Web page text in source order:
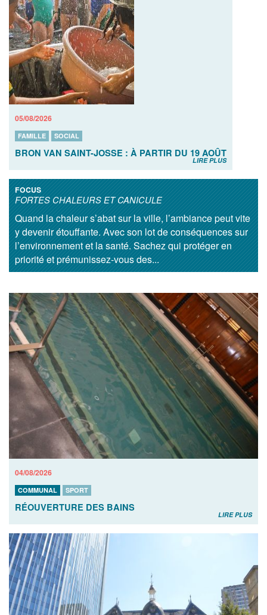
05/08/2026
FAMILLE SOCIAL
BRON VAN SAINT-JOSSE : À PARTIR DU 19 AOÛT
LIRE PLUS
FOCUS
FORTES CHALEURS ET CANICULE
Quand la chaleur s’abat sur la ville, l’ambiance peut vite
y devenir étouffante. Avec son lot de conséquences sur
l’environnement et la santé. Sachez qui protéger en
priorité et prémunissez-vous des...
04/08/2026
COMMUNAL SPORT
RÉOUVERTURE DES BAINS
LIRE PLUS